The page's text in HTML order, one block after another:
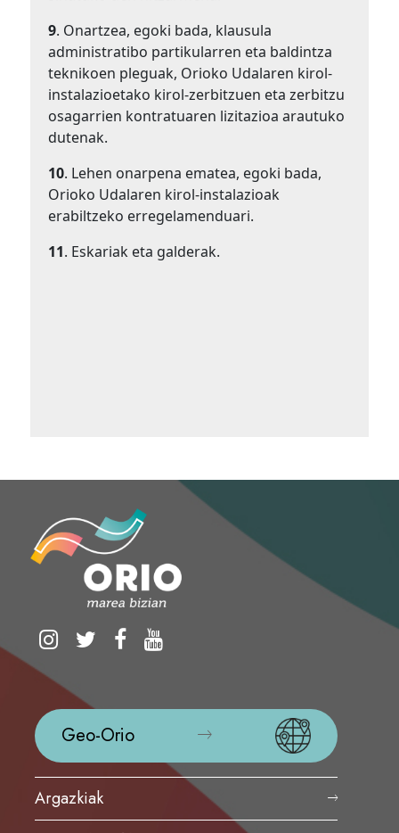
9. Onartzea, egoki bada, klausula
administratibo partikularren eta baldintza
teknikoen pleguak, Orioko Udalaren kirol-
instalazioetako kirol-zerbitzuen eta zerbitzu
osagarrien kontratuaren lizitazioa arautuko
dutenak.
10. Lehen onarpena ematea, egoki bada,
Orioko Udalaren kirol-instalazioak
erabiltzeko erregelamenduari.
11. Eskariak eta galderak.
Geo-Orio
Argazkiak